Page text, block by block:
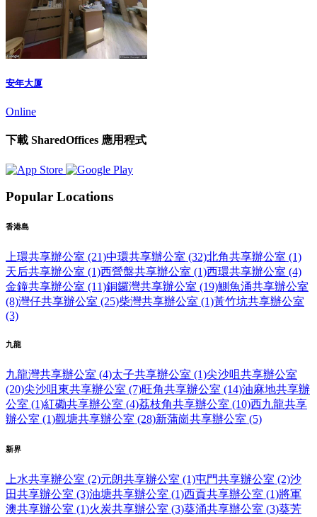
安年大厦
Online
下載 SharedOffices 應用程式
Popular Locations
香港島
上環共享辦公室 (21)中環共享辦公室 (32)北角共享辦公室 (1)
天后共享辦公室 (1)西營盤共享辦公室 (1)西環共享辦公室 (4)
金鐘共享辦公室 (11)銅鑼灣共享辦公室 (19)鰂魚涌共享辦公室
(8)灣仔共享辦公室 (25)柴灣共享辦公室 (1)黃竹坑共享辦公室
(3)
九龍
九龍灣共享辦公室 (4)太子共享辦公室 (1)尖沙咀共享辦公室
(20)尖沙咀東共享辦公室 (7)旺角共享辦公室 (14)油麻地共享辦
公室 (1)紅磡共享辦公室 (4)荔枝角共享辦公室 (10)西九龍共享
辦公室 (1)觀塘共享辦公室 (28)新蒲崗共享辦公室 (5)
新界
上水共享辦公室 (2)元朗共享辦公室 (1)屯門共享辦公室 (2)沙
田共享辦公室 (3)油塘共享辦公室 (1)西貢共享辦公室 (1)將軍
澳共享辦公室 (1)火炭共享辦公室 (3)葵涌共享辦公室 (3)葵芳